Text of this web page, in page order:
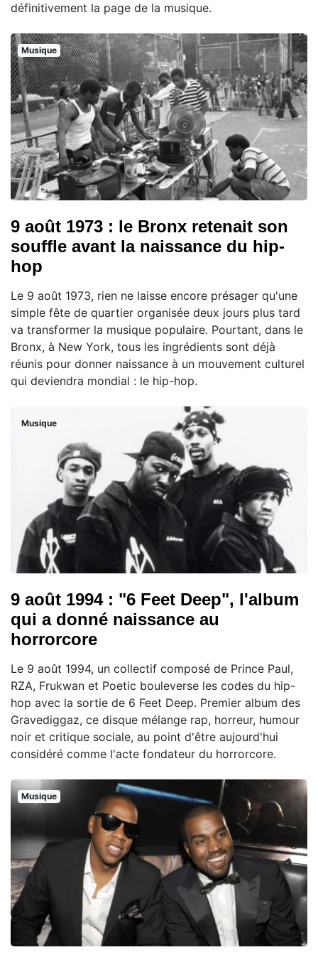
définitivement la page de la musique.
Musique
9 août 1973 : le Bronx retenait son
souffle avant la naissance du hip-
hop
Le 9 août 1973, rien ne laisse encore présager qu'une
simple fête de quartier organisée deux jours plus tard
va transformer la musique populaire. Pourtant, dans le
Bronx, à New York, tous les ingrédients sont déjà
réunis pour donner naissance à un mouvement culturel
qui deviendra mondial : le hip-hop.
Musique
9 août 1994 : "6 Feet Deep", l'album
qui a donné naissance au
horrorcore
Le 9 août 1994, un collectif composé de Prince Paul,
RZA, Frukwan et Poetic bouleverse les codes du hip-
hop avec la sortie de 6 Feet Deep. Premier album des
Gravediggaz, ce disque mélange rap, horreur, humour
noir et critique sociale, au point d'être aujourd'hui
considéré comme l'acte fondateur du horrorcore.
Musique